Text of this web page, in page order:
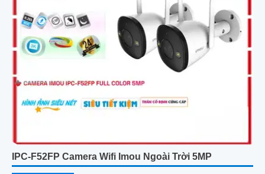
IPC-F52FP Camera Wifi Imou Ngoài Trời 5MP